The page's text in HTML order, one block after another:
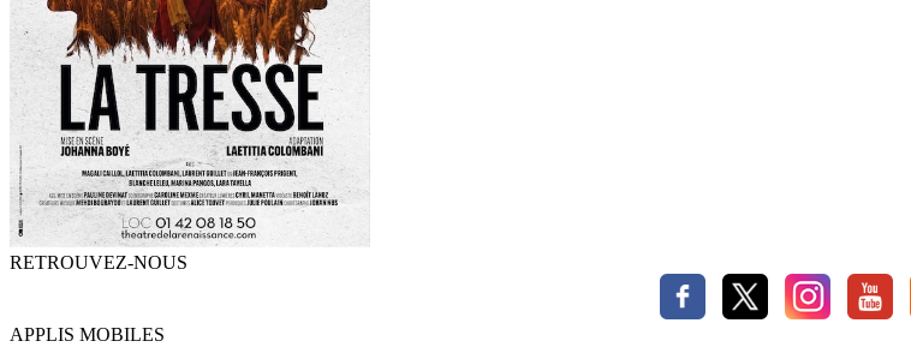
RETROUVEZ-NOUS
APPLIS MOBILES